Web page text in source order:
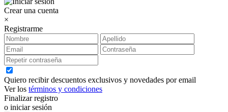
Crear una cuenta
×
Registrarme
Quiero recibir descuentos exclusivos y novedades por email
Ver los términos y condiciones
Finalizar registro
o iniciar sesión